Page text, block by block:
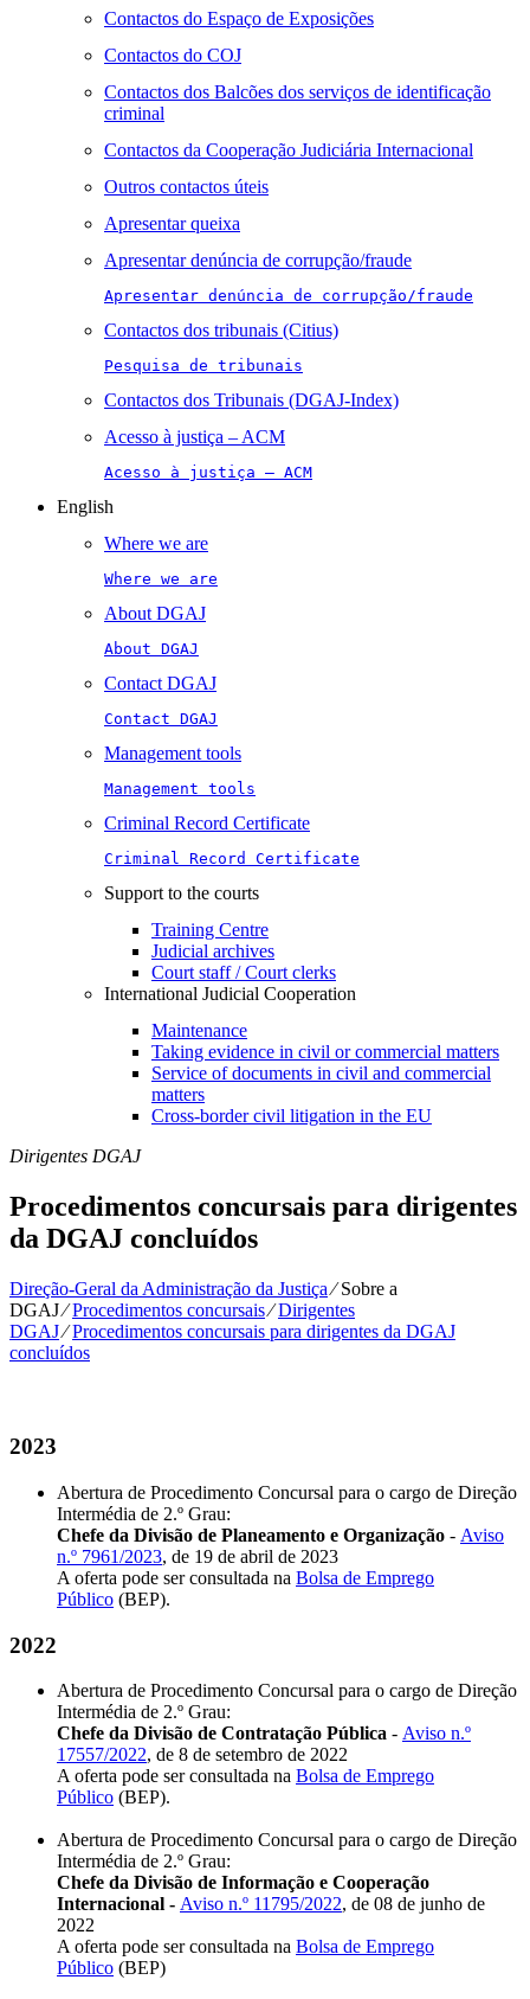
Contactos do Espaço de Exposições
Contactos do COJ
Contactos dos Balcões dos serviços de identificação
criminal
Contactos da Cooperação Judiciária Internacional
Outros contactos úteis
Apresentar queixa
Apresentar denúncia de corrupção/fraude
Apresentar denúncia de corrupção/fraude
Contactos dos tribunais (Citius)
Pesquisa de tribunais
Contactos dos Tribunais (DGAJ-Index)
Acesso à justiça – ACM
Acesso à justiça – ACM
English
Where we are
Where we are
About DGAJ
About DGAJ
Contact DGAJ
Contact DGAJ
Management tools
Management tools
Criminal Record Certificate
Criminal Record Certificate
Support to the courts
Training Centre
Judicial archives
Court staff / Court clerks
International Judicial Cooperation
Maintenance
Taking evidence in civil or commercial matters
Service of documents in civil and commercial
matters​​
Cross-border civil litigation in the EU
Dirigentes DGAJ
Procedimentos concursais para dirigentes
da DGAJ concluídos
Direção-Geral da Administração da Justiça⁄Sobre a
DGAJ⁄Procedimentos concursais⁄Dirigentes
DGAJ⁄Procedimentos concursais para dirigentes da DGAJ
concluídos
2023
Abertura de Procedimento Concursal para o cargo de Direção
Intermédia de 2.º Grau:
Chefe da Divisão de Planeamento e Organização - Aviso
n.º 7961/2023, de 19 de abril de 2023
A oferta pode ser consultada na Bolsa de Emprego
Público (BEP).
2022
Abertura de Procedimento Concursal para o cargo de Direção
Intermédia de 2.º Grau:
Chefe da Divisão de Contratação Pública - Aviso n.º
17557/2022, de 8 de setembro de 2022
A oferta pode ser consultada na Bolsa de Emprego
Público (BEP).
Abertura de Procedimento Concursal para o cargo de Direção
Intermédia de 2.º Grau:
Chefe da Divisão de Informação e Cooperação
Internacional - Aviso n.º 11795/2022, de 08 de junho de
2022
A oferta pode ser consultada na Bolsa de Emprego
Público (BEP)